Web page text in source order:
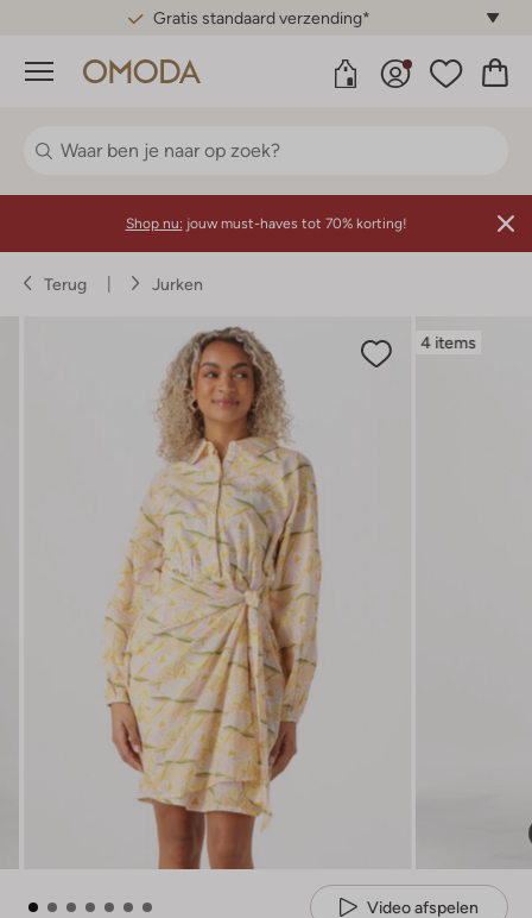
Gratis standaard verzending*
Menu
Shop nu: jouw must-haves tot 70% korting!
Terug Jurken
4 items
Video afspelen